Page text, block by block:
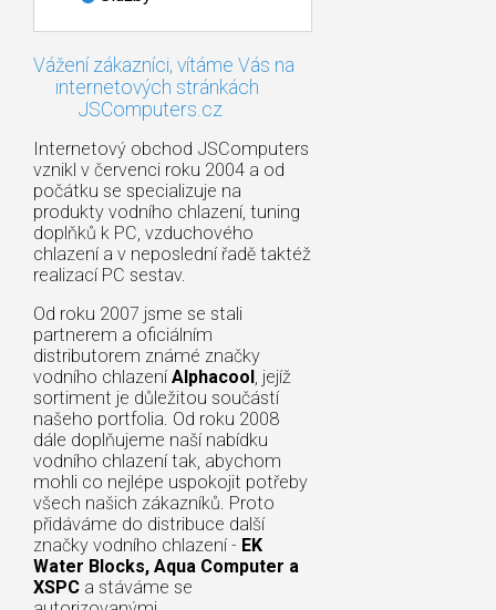
Vážení zákazníci, vítáme Vás na
internetových stránkách
JSComputers.cz
Internetový obchod JSComputers
vznikl v červenci roku 2004 a od
počátku se specializuje na
produkty vodního chlazení, tuning
doplňků k PC, vzduchového
chlazení a v neposlední řadě taktéž
realizací PC sestav.
Od roku 2007 jsme se stali
partnerem a oficiálním
distributorem známé značky
vodního chlazení Alphacool, jejíž
sortiment je důležitou součástí
našeho portfolia. Od roku 2008
dále doplňujeme naší nabídku
vodního chlazení tak, abychom
mohli co nejlépe uspokojit potřeby
všech našich zákazníků. Proto
přidáváme do distribuce další
značky vodního chlazení - EK
Water Blocks, Aqua Computer a
XSPC a stáváme se